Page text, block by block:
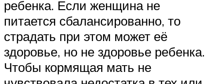
ребенка. Если женщина не
питается сбалансированно, то
страдать при этом может её
здоровье, но не здоровье ребенка.
Чтобы кормящая мать не